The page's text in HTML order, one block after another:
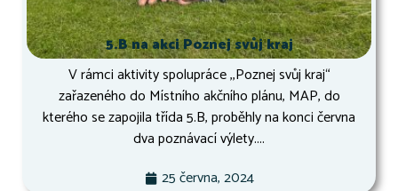
5.B na akci Poznej svůj kraj
V rámci aktivity spolupráce ,,Poznej svůj kraj“
zařazeného do Místního akčního plánu, MAP, do
kterého se zapojila třída 5.B, proběhly na konci června
dva poznávací výlety....
25 června, 2024